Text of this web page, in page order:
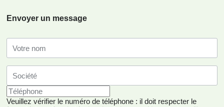
Envoyer un message
Veuillez vérifier le numéro de téléphone : il doit respecter le